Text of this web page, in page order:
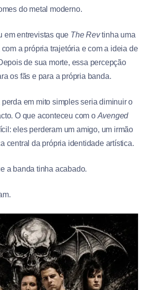
do metal moderno.
em entrevistas que The Revtinha uma
a própria trajetória e com a ideia de
de sua morte, essa percepção
os fãs e para a própria banda.
perda em mito simples seria diminuir o
O que aconteceu com o Avenged
eles perderam um amigo, um irmão
central da própria identidade artística.
a banda tinha acabado.